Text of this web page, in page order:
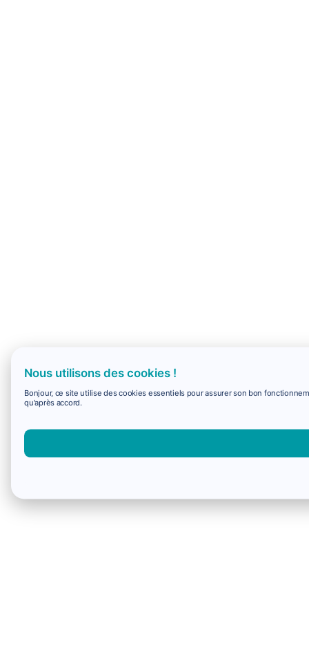
Nous utilisons des cookies !
Bonjour, ce site utilise des cookies essentiels pour assurer son bon
qu'après accord.